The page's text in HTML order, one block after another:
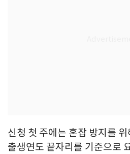
신청 첫 주에는 혼잡 방지를
출생연도 끝자리를 기준으로